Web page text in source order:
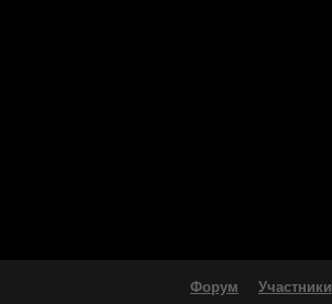
Форум Участники